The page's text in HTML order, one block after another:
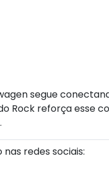
segue
Rock reforça esse
redes sociais: